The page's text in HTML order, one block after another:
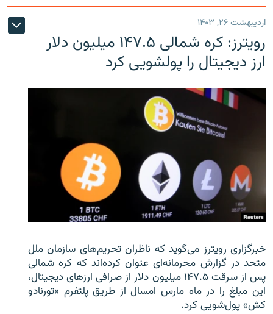
اردیبهشت ۲۶, ۱۴۰۳
رویترز: کره شمالی ۱۴۷.۵ میلیون دلار
ارز دیجیتال را پولشویی کرد
خبرگزاری رویترز می‌گوید که ناظران تحریم‌های سازمان ملل
متحد در گزارش محرمانه‌ای عنوان کرده‌اند که کره شمالی
پس از سرقت ۱۴۷.۵ میلیون دلار از صرافی ارزهای دیجیتال،
این مبلغ را در ماه مارس امسال از طریق پلتفرم «تورنادو
کش» پول‌شویی کرد.